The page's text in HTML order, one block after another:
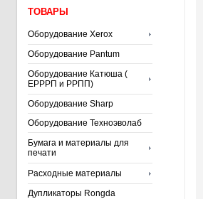
ТОВАРЫ
Оборудование Xerox
Оборудование Pantum
Оборудование Катюша (
ЕРРРП и РРПП)
Оборудование Sharp
Оборудование Техноэволаб
Бумага и материалы для
печати
Расходные материалы
Дупликаторы Rongda